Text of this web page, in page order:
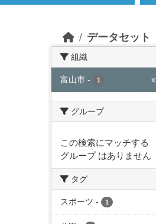
データセット
組織
富山市 - 1 x
グループ
この検索にマッチする
グループ はありません
タグ
スポーツ - 1